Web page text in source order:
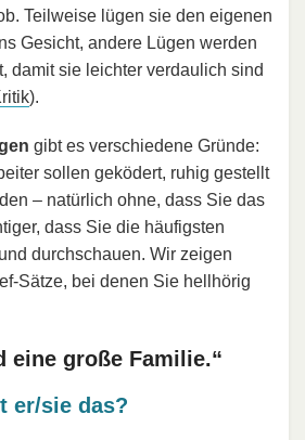
Teilweise lügen sie den eigenen
Gesicht, andere Lügen werden
damit sie leichter verdaulich sind
).
gibt es verschiedene Gründe:
sollen geködert, ruhig gestellt
– natürlich ohne, dass Sie das
dass Sie die häufigsten
durchschauen. Wir zeigen
Sätze, bei denen Sie hellhörig
eine große Familie.“
er/sie das?